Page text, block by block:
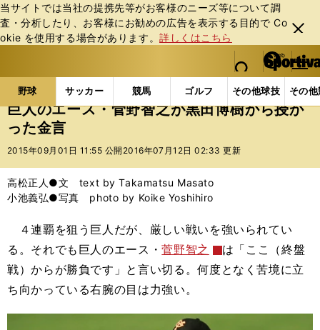
当サイトでは当社の提携先等がお客様のニーズ等について調
査・分析したり、お客様にお勧めの広告を表⽰する⽬的で Co
okie を使⽤する場合があります。詳しくはこちら
閉じ
る
web Sportiva (webスポルティーバ)
検索
マイペ
ー
ジ
メニュ
野球 サッカー 競馬 ゴルフ その他球技 その
b
ス
ポ
ル
バ
野球の記事一覧 プロ野球 巨人のエース・菅野智之
巨人のエース・菅野智之が黒田博樹から授か
った金言
2015年09月01日 11:55 公開 2016年07月12日 02:33 更新
高松正人●文 text by Takamatsu Masato
小池義弘●写真 photo by Koike Yoshihiro
４連覇を狙う巨人だが、厳しい戦いを強いられてい
る。それでも巨人のエース・菅野智之
は「ここ（終盤
戦）からが勝負です」と言い切る。何度となく苦境に立
ち向かっている右腕の目は力強い。